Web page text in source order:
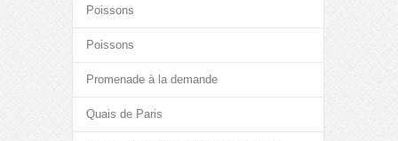
Poissons
Poissons
Promenade à la demande
Quais de Paris